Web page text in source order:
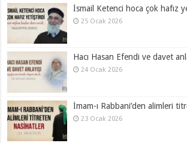
İsmail Ketenci hoca çok hafız
25 Ocak 2026
Hacı Hasan Efendi ve davet
24 Ocak 2026
İmam-ı Rabbani’den alimleri
23 Ocak 2026